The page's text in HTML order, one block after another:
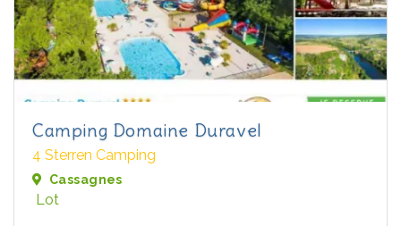
Camping Domaine Duravel
4 Sterren Camping
Cassagnes
Lot